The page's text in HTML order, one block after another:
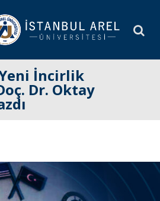
İncirlik
Dr. Oktay